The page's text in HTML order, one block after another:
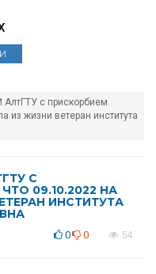
с прискорбием
из жизни ветеран института
С
09.10.2022 НА
ИНСТИТУТА
0 0 54